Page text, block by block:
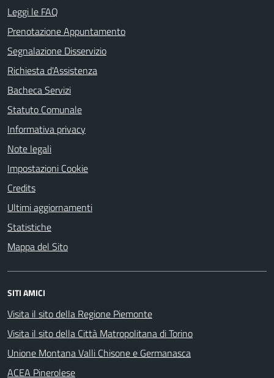
Leggi le FAQ
Prenotazione Appuntamento
Segnalazione Disservizio
Richiesta d'Assistenza
Bacheca Servizi
Statuto Comunale
Informativa privacy
Note legali
Impostazioni Cookie
Credits
Ultimi aggiornamenti
Statistiche
Mappa del Sito
SITI AMICI
Visita il sito della Regione Piemonte
Visita il sito della Città Matropolitana di Torino
Unione Montana Valli Chisone e Germanasca
ACEA Pinerolese